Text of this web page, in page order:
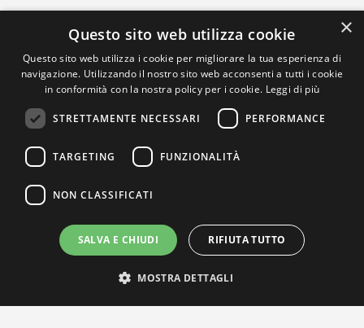
×
Questo sito web utilizza cookie
Questo sito web utilizza i cookie per migliorare la tua esperienza di
navigazione. Utilizzando il nostro sito web acconsenti a tutti i cookie
in conformità con la nostra policy per i cookie. Leggi di più
STRETTAMENTE NECESSARI PERFORMANCE
TARGETING FUNZIONALITÀ
NON CLASSIFICATI
SALVA E CHIUDI RIFIUTA TUTTO
MOSTRA DETTAGLI